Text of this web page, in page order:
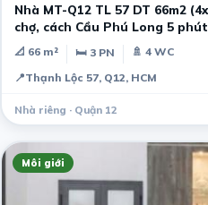
Nhà MT-Q12 TL 57 DT 66m2 (4x16.5)vào ở ngay, gần
chợ, cách Cầu Phú Long 5 phút
📐 66 m² 🛏 3 PN
🚿 4 WC
📍Thạnh Lộc 57, Q12, HCM
Nhà riêng · Quận 12
Môi giới